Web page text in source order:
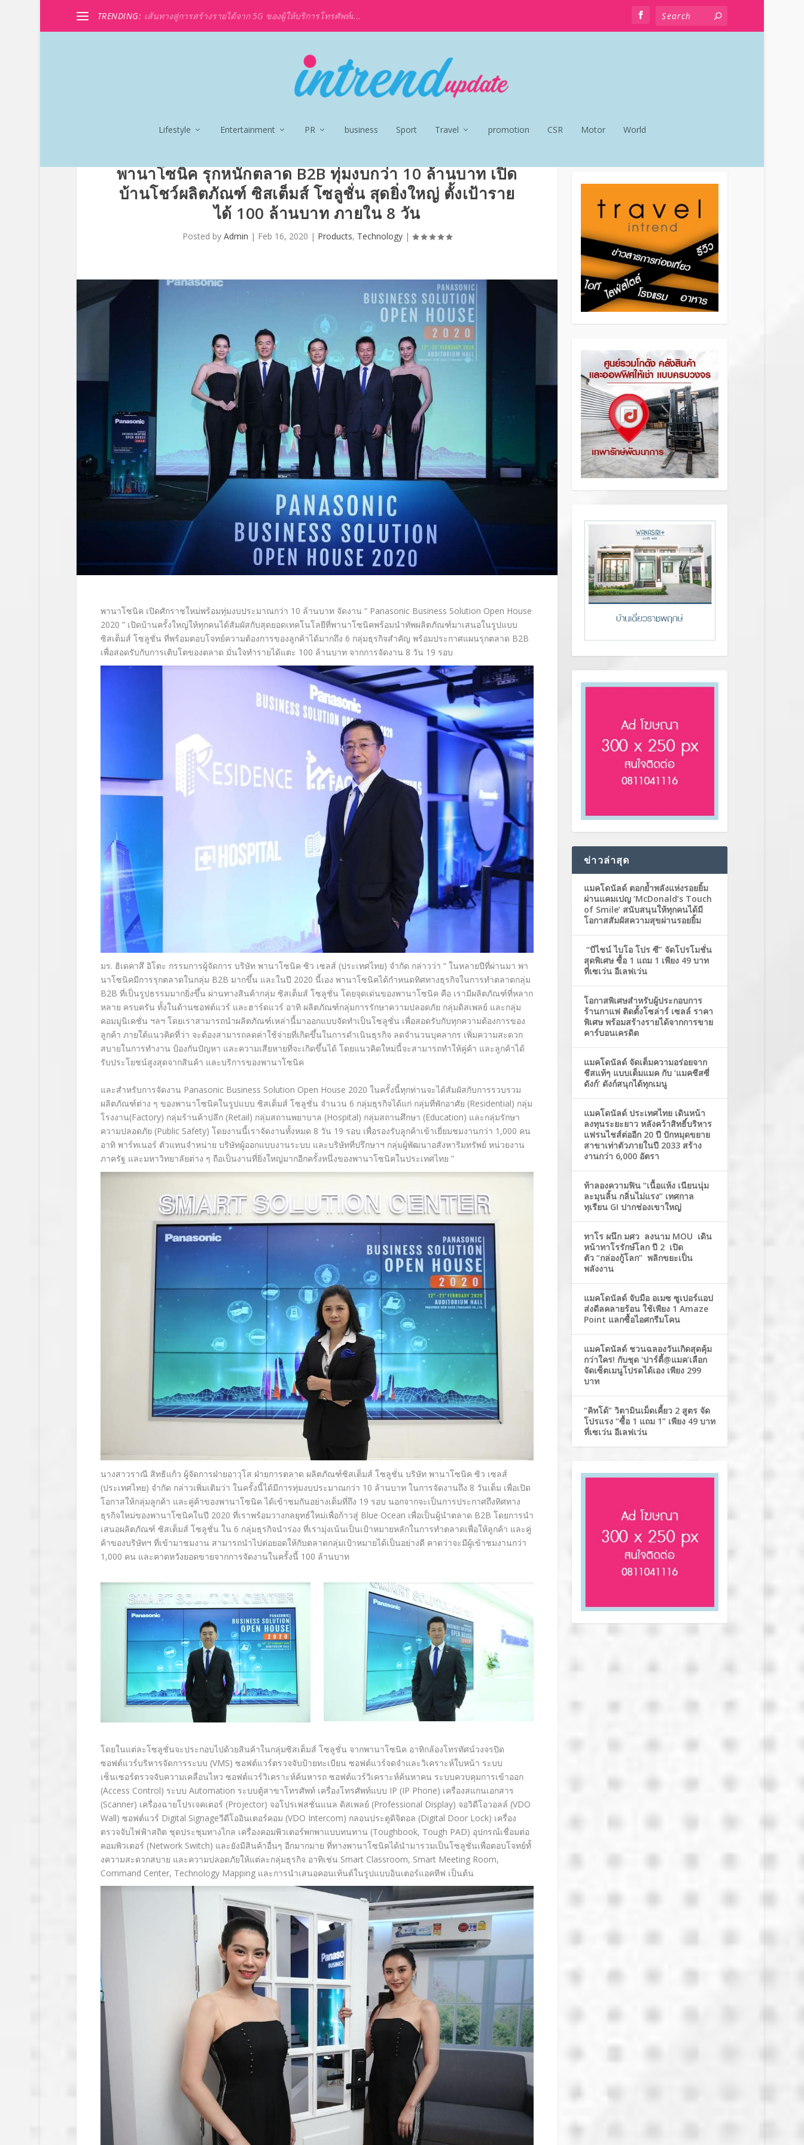
TRENDING: เส้นทางสู่การสร้างรายได้จาก 5G ของผู้ให้บริการโทรศัพท์เ...
Lifestyle Entertainment PR business Sport Travel promotion CSR Motor World
พานาโซนิค รุกหนักตลาด B2B ทุ่มงบกว่า 10 ล้านบาท เปิด
บ้านโชว์ผลิตภัณฑ์ ซิสเต็มส์ โซลูชั่น สุดยิ่งใหญ่ ตั้งเป้าราย
ได้ 100 ล้านบาท ภายใน 8 วัน
Posted by Admin | Feb 16, 2020 | Products, Technology|
พานาโซนิค เปิดศักราชใหม่พร้อมทุ่มงบประมาณกว่า 10 ล้านบาท จัดงาน “ Panasonic Business Solution Open House
2020 ” เปิดบ้านครั้งใหญ่ให้ทุกคนได้สัมผัสกับสุดยอดเทคโนโลยีที่พานาโซนิคพร้อมนำทัพผลิตภัณฑ์มาเสนอในรูปแบบ
ซิสเต็มส์ โซลูชั่น ที่พร้อมตอบโจทย์ความต้องการของลูกค้าได้มากถึง 6 กลุ่มธุรกิจสำคัญ พร้อมประกาศแผนรุกตลาด B2B
เพื่อสอดรับกับการเติบโตของตลาด มั่นใจทำรายได้แตะ 100 ล้านบาท จากการจัดงาน 8 วัน 19 รอบ
มร. ฮิเดคาสึ อิโตะ กรรมการผู้จัดการ บริษัท พานาโซนิค ซิว เซลส์ (ประเทศไทย) จำกัด กล่าวว่า “ ในหลายปีที่ผ่านมา พา
นาโซนิคมีการรุกตลาดในกลุ่ม B2B มากขึ้น และในปี 2020 นี้เอง พานาโซนิคได้กำหนดทิศทางธุรกิจในการทำตลาดกลุ่ม
B2B ที่เป็นรูปธรรมมากยิ่งขึ้น ผ่านทางสินค้ากลุ่ม ซิสเต็มส์ โซลูชั่น โดยจุดเด่นของพานาโซนิค คือ เรามีผลิตภัณฑ์ที่หลาก
หลาย ครบครัน ทั้งในด้านซอฟต์แวร์ และฮาร์ดแวร์ อาทิ ผลิตภัณฑ์กลุ่มการรักษาความปลอดภัย กลุ่มดิสเพลย์ และกลุ่ม
คอมมูนิเคชั่น ฯลฯ โดยเราสามารถนำผลิตภัณฑ์เหล่านี้มาออกแบบจัดทำเป็นโซลูชั่น เพื่อสอดรับกับทุกความต้องการของ
ลูกค้า ภายใต้แนวคิดที่ว่า จะต้องสามารถลดค่าใช้จ่ายที่เกิดขึ้นในการดำเนินธุรกิจ ลดจำนวนบุคลากร เพิ่มความสะดวก
สบายในการทำงาน ป้องกันปัญหา และความเสียหายที่จะเกิดขึ้นได้ โดยแนวคิดใหม่นี้จะสามารถทำให้คู่ค้า และลูกค้าได้
รับประโยชน์สูงสุดจากสินค้า และบริการของพานาโซนิค
และสำหรับการจัดงาน Panasonic Business Solution Open House 2020 ในครั้งนี้ทุกท่านจะได้สัมผัสกับการรวบรวม
ผลิตภัณฑ์ต่าง ๆ ของพานาโซนิคในรูปแบบ ซิสเต็มส์ โซลูชั่น จำนวน 6 กลุ่มธุรกิจได้แก่ กลุ่มที่พักอาศัย (Residential) กลุ่ม
โรงงาน(Factory) กลุ่มร้านค้าปลีก (Retail) กลุ่มสถานพยาบาล (Hospital) กลุ่มสถานศึกษา (Education) และกลุ่มรักษา
ความปลอดภัย (Public Safety) โดยงานนี้เราจัดงานทั้งหมด 8 วัน 19 รอบ เพื่อรองรับลูกค้าเข้าเยี่ยมชมงานกว่า 1,000 คน
อาทิ พาร์ทเนอร์ ตัวแทนจำหน่าย บริษัทผู้ออกแบบงานระบบ และบริษัทที่ปรึกษาฯ กลุ่มผู้พัฒนาอสังหาริมทรัพย์ หน่วยงาน
ภาครัฐ และมหาวิทยาลัยต่าง ๆ ถือเป็นงานที่ยิ่งใหญ่มากอีกครั้งหนึ่งของพานาโซนิคในประเทศไทย ”
นางสาวราณี สิทธิแก้ว ผู้จัดการฝ่ายอาวุโส ฝ่ายการตลาด ผลิตภัณฑ์ซิสเต็มส์ โซลูชั่น บริษัท พานาโซนิค ซิว เซลส์
(ประเทศไทย) จำกัด กล่าวเพิ่มเติมว่า ในครั้งนี้ได้มีการทุ่มงบประมาณกว่า 10 ล้านบาท ในการจัดงานถึง 8 วันเต็ม เพื่อเปิด
โอกาสให้กลุ่มลูกค้า และคู่ค้าของพานาโซนิค ได้เข้าชมกันอย่างเต็มที่ถึง 19 รอบ นอกจากจะเป็นการประกาศถึงทิศทาง
ธุรกิจใหม่ของพานาโซนิคในปี 2020 ที่เราพร้อมวางกลยุทธ์ใหม่เพื่อก้าวสู่ Blue Ocean เพื่อเป็นผู้นำตลาด B2B โดยการนำ
เสนอผลิตภัณฑ์ ซิสเต็มส์ โซลูชั่น ใน 6 กลุ่มธุรกิจนำร่อง ที่เรามุ่งเน้นเป็นเป้าหมายหลักในการทำตลาดเพื่อให้ลูกค้า และคู่
ค้าของบริษัทฯ ที่เข้ามาชมงาน สามารถนำไปต่อยอดให้กับตลาดกลุ่มเป้าหมายได้เป็นอย่างดี คาดว่าจะมีผู้เข้าชมงานกว่า
1,000 คน และคาดหวังยอดขายจากการจัดงานในครั้งนี้ 100 ล้านบาท
โดยในแต่ละโซลูชั่นจะประกอบไปด้วยสินค้าในกลุ่มซิสเต็มส์ โซลูชั่น จากพานาโซนิค อาทิกล้องโทรทัศน์วงจรปิด
ซอฟต์แวร์บริหารจัดการระบบ (VMS) ซอฟต์แวร์ตรวจจับป้ายทะเบียน ซอฟต์แวร์จดจำและวิเคราะห์ใบหน้า ระบบ
เซ็นเซอร์ตรวจจับความเคลื่อนไหว ซอฟต์แวร์วิเคราะห์ค้นหารถ ซอฟต์แวร์วิเคราะห์ค้นหาคน ระบบควบคุมการเข้าออก
(Access Control) ระบบ Automation ระบบตู้สาขาโทรศัพท์ เครื่องโทรศัพท์แบบ IP (IP Phone) เครื่องสแกนเอกสาร
(Scanner) เครื่องฉายโปรเจคเตอร์ (Projector) จอโปรเฟสชั่นแนล ดิสเพลย์ (Professional Display) จอวิดีโอวอลล์ (VDO
Wall) ซอฟต์แวร์ Digital Signageวีดีโออินเตอร์คอม (VDO Intercom) กลอนประตูดิจิตอล (Digital Door Lock) เครื่อง
ตรวจจับไฟฟ้าสถิต ชุดประชุมทางไกล เครื่องคอมพิวเตอร์พกพาแบบทนทาน (Toughbook, Tough PAD) อุปกรณ์เชื่อมต่อ
คอมพิวเตอร์ (Network Switch) และยังมีสินค้าอื่นๆ อีกมากมาย ที่ทางพานาโซนิคได้นำมารวมเป็นโซลูชั่นเพื่อตอบโจทย์ทั้
งความสะดวกสบาย และความปลอดภัยให้แต่ละกลุ่มธุรกิจ อาทิเช่น Smart Classroom, Smart Meeting Room,
Command Center, Technology Mapping และการนำเสนอคอนเท้นต์ในรูปแบบอินเตอร์แอคทีฟ เป็นต้น
ข่าวล่าสุด
แมคโดนัลด์ ตอกย้ำพลังแห่งรอยยิ้ม
ผ่านแคมเปญ ‘McDonald’s Touch
of Smile’ สนับสนุนให้ทุกคนได้มี
โอกาสสัมผัสความสุขผ่านรอยยิ้ม
“บีไชน์ ไบโอ โปร ซี” จัดโปรโมชั่น
สุดพิเศษ ซื้อ 1 แถม 1 เพียง 49 บาท
ที่เซเว่น อีเลฟเว่น
โอกาสพิเศษสำหรับผู้ประกอบการ
ร้านกาแฟ ติดตั้งโซล่าร์ เซลล์ ราคา
พิเศษ พร้อมสร้างรายได้จากการขาย
คาร์บอนเครดิต
แมคโดนัลด์ จัดเต็มความอร่อยจาก
ชีสแท้ๆ แบบเต็มแมค กับ ‘แมคชีสซี่
ดังก์’ ดังก์สนุกได้ทุกเมนู
แมคโดนัลด์ ประเทศไทย เดินหน้า
ลงทุนระยะยาว หลังคว้าสิทธิ์บริหาร
แฟรนไชส์ต่ออีก 20 ปี ปักหมุดขยาย
สาขาเท่าตัวภายในปี 2033 สร้าง
งานกว่า 6,000 อัตรา
ท้าลองความฟิน “เนื้อแห้ง เนียนนุ่ม
ละมุนลิ้น กลิ่นไม่แรง” เทศกาล
ทุเรียน GI ปากช่องเขาใหญ่
ทาโร ผนึก มศว ลงนาม MOU เดิน
หน้าทาโรรักษ์โลก ปี 2 เปิด
ตัว “กล่องกู้โลก” พลิกขยะเป็น
พลังงาน
แมคโดนัลด์ จับมือ อเมซ ซูเปอร์แอป
ส่งดีลคลายร้อน ใช้เพียง 1 Amaze
Point แลกซื้อไอศกรีมโคน
แมคโดนัลด์ ชวนฉลองวันเกิดสุดคุ้ม
กว่าใคร! กับชุด ‘ปาร์ตี้@แมค’เลือก
จัดเซ็ตเมนูโปรดได้เอง เพียง 299
บาท
“คิทโด้” วิตามินเม็ดเคี้ยว 2 สูตร จัด
โปรแรง “ซื้อ 1 แถม 1” เพียง 49 บาท
ที่เซเว่น อีเลฟเว่น